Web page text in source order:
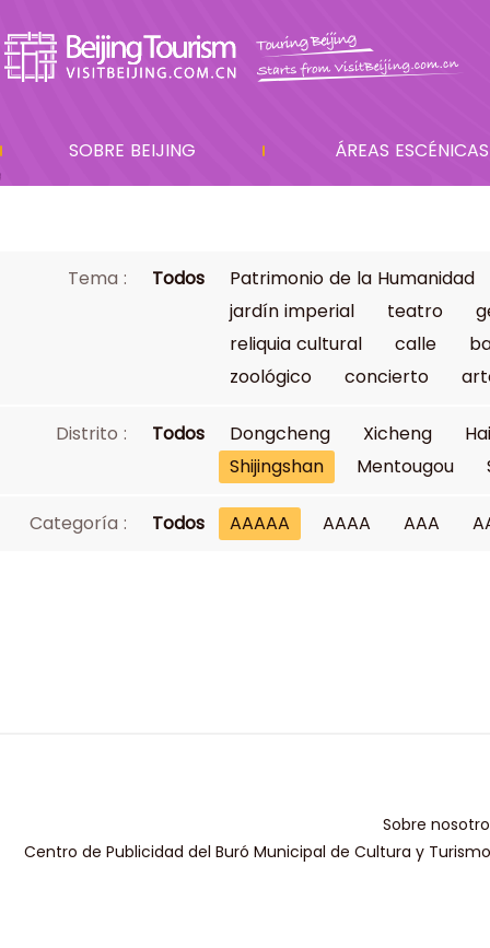
SOBRE BEIJING ÁREAS ESCÉNICAS
Tema : Todos
Patrimonio de la Humanidad
jardín imperial
teatro
reliquia cultural
calle
zoológico
concierto
Distrito : Todos Dongcheng Xicheng
Shijingshan
Mentougou
Categoría : Todos AAAAA AAAA AAA
Sobre
Centro de Publicidad del Buró Municipal de Cultura y